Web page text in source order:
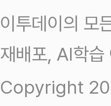
이투데이의 모
재배포, AI학습
Copyright